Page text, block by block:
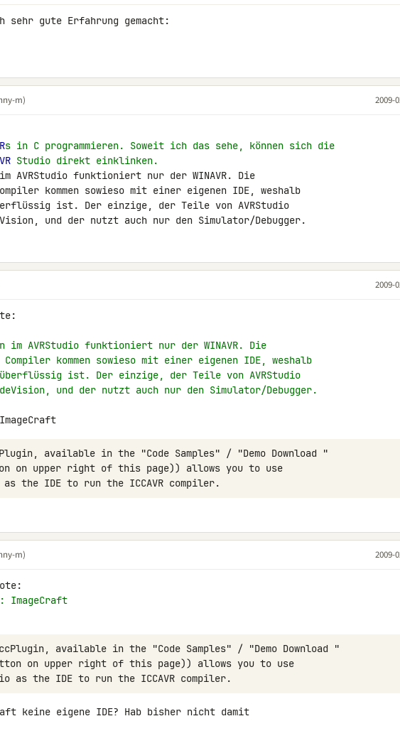
m) 2009-
s in C programmieren. Soweit ich das sehe, können sich die
Studio direkt einklinken.
AVRStudio funktioniert nur der WINAVR. Die
kommen sowieso mit einer eigenen IDE, weshalb
ist. Der einzige, der Teile von AVRStudio
und der nutzt auch nur den Simulator/Debugger.
2009-
im AVRStudio funktioniert nur der WINAVR. Die
Compiler kommen sowieso mit einer eigenen IDE, weshalb
überflüssig ist. Der einzige, der Teile von AVRStudio
und der nutzt auch nur den Simulator/Debugger.
m) 2009-
ImageCraft
keine eigene IDE? Hab bisher nicht damit